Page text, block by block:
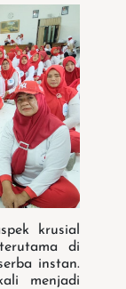
krusial
di
instan.
menjadi